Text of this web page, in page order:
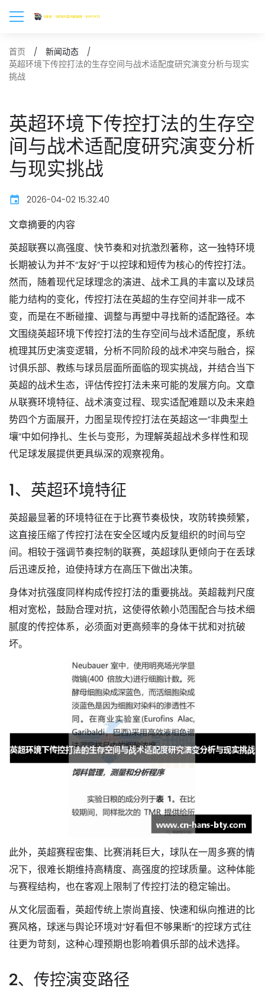
首页
新闻动态
英超环境下传控打法的生存空间与战术适配度研究演变分析与现实
挑战
英超环境下传控打法的生存空
间与战术适配度研究演变分析
与现实挑战
2026-04-02 15:32:40
文章摘要的内容
英超联赛以高强度、快节奏和对抗激烈著称，这一独特环境
长期被认为并不“友好”于以控球和短传为核心的传控打法。
然而，随着现代足球理念的演进、战术工具的丰富以及球员
能力结构的变化，传控打法在英超的生存空间并非一成不
变，而是在不断碰撞、调整与再塑中寻找新的适配路径。本
文围绕英超环境下传控打法的生存空间与战术适配度，系统
梳理其历史演变逻辑，分析不同阶段的战术冲突与融合，探
讨俱乐部、教练与球员层面所面临的现实挑战，并结合当下
英超的战术生态，评估传控打法未来可能的发展方向。文章
从联赛环境特征、战术演变过程、现实适配难题以及未来趋
势四个方面展开，力图呈现传控打法在英超这一“非典型土
壤”中如何挣扎、生长与变形，为理解英超战术多样性和现
代足球发展提供更具纵深的观察视角。
1、英超环境特征
英超最显著的环境特征在于比赛节奏极快，攻防转换频繁，
这直接压缩了传控打法在安全区域内反复组织的时间与空
间。相较于强调节奏控制的联赛，英超球队更倾向于在丢球
后迅速反抢，迫使持球方在高压下做出决策。
身体对抗强度同样构成传控打法的重要挑战。英超裁判尺度
相对宽松，鼓励合理对抗，这使得依赖小范围配合与技术细
腻度的传控体系，必须面对更高频率的身体干扰和对抗破
坏。
此外，英超赛程密集、比赛消耗巨大，球队在一周多赛的情
况下，很难长期维持高精度、高强度的控球质量。这种体能
与赛程结构，也在客观上限制了传控打法的稳定输出。
从文化层面看，英超传统上崇尚直接、快速和纵向推进的比
赛风格，球迷与舆论环境对“好看但不够果断”的控球方式往
往更为苛刻，这种心理预期也影响着俱乐部的战术选择。
2、传控演变路径